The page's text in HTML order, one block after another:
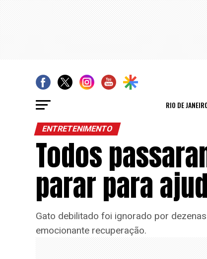
RIO DE
ENTRETENIMENTO
Todos
parar para
Gato debilitado foi ignorado por
emocionante recuperação.